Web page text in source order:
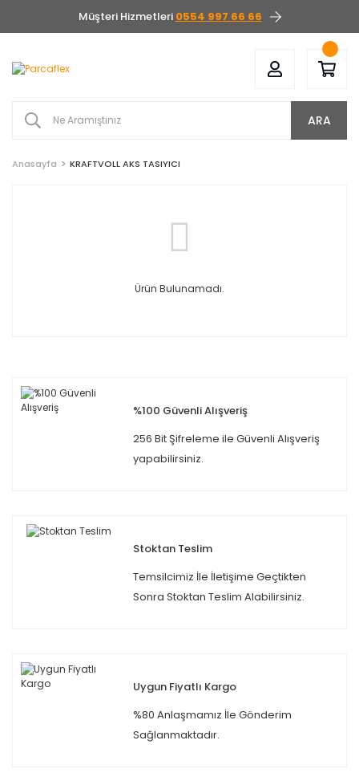
Müşteri Hizmetleri 0554 997 66 66
ARA
Anasayfa KRAFTVOLL AKS TASIYICI
Ürün Bulunamadı.
%100 Güvenli Alışveriş
256 Bit Şifreleme ile Güvenli Alışveriş
yapabilirsiniz.
Stoktan Teslim
Temsilcimiz İle İletişime Geçtikten
Sonra Stoktan Teslim Alabilirsiniz.
Uygun Fiyatlı Kargo
%80 Anlaşmamız İle Gönderim
Sağlanmaktadır.